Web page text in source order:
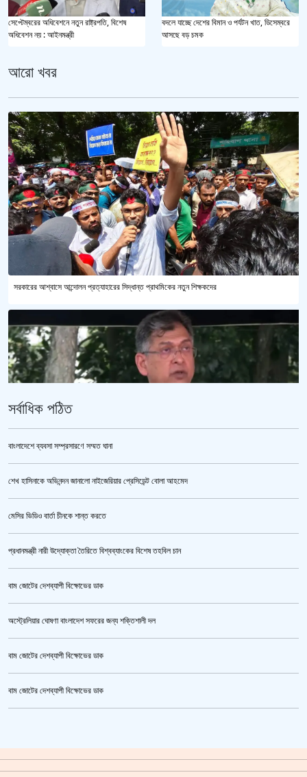
সেপ্টেম্বরের অধিবেশনে নতুন রাষ্ট্রপতি, বিশেষ
অধিবেশন নয় : আইনমন্ত্রী
বদলে যাচ্ছে দেশের বিমান ও পর্যটন খাত, ডিসেম্বরে
আসছে বড় চমক
আরো খবর
সরকারের আশ্বাসে আন্দোলন প্রত্যাহারের সিদ্ধান্ত প্রাথমিকের নতুন শিক্ষকদের
পুলিশ কোনো বিশেষ দলের বা গোষ্ঠীর লাঠিয়াল বাহিনী নয় : স্বরাষ্ট্রমন্ত্রী
সর্বাধিক পঠিত
বাংলাদেশে ব্যবসা সম্প্রসারণে সম্মত ঘানা
শেখ হাসিনাকে অভিনন্দন জানালো নাইজেরিয়ার প্রেসিডেন্ট বোলা আহমেদ
মেসির ভিডিও বার্তা চীনকে শান্ত করতে
প্রধানমন্ত্রী নারী উদ্যোক্তা তৈরিতে বিশ্বব্যাংকের বিশেষ তহবিল চান
বাম জোটের দেশব্যাপী বিক্ষোভের ডাক
অস্ট্রেলিয়ার ঘোষণা বাংলাদেশ সফরের জন্য শক্তিশালী দল
বাম জোটের দেশব্যাপী বিক্ষোভের ডাক
বাম জোটের দেশব্যাপী বিক্ষোভের ডাক
গাজীপুর মহাসড়ক অবরোধ,সিটি করপোরেশনের গাড়ি চাপায় শ্রমিক নিহত